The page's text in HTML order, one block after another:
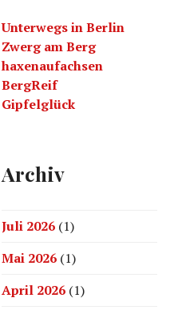
c
h
:
Unterwegs in Berlin
Zwerg am Berg
haxenaufachsen
BergReif
Gipfelglück
Archiv
Juli 2026 (1)
Mai 2026 (1)
April 2026 (1)